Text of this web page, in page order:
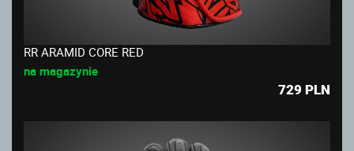
RR ARAMID CORE RED
na magazynie
729 PLN